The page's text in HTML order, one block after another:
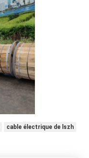
cable électrique de lszh